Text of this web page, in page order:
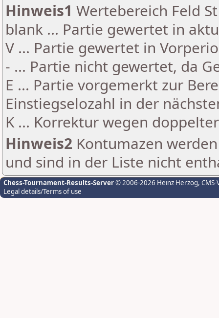
Hinweis1 Wertebereich Feld
blank ... Partie gewertet in
V ... Partie gewertet in
- ... Partie nicht gewertet, da
E ... Partie vorgemerkt zur
Einstiegselozahl in der
K ... Korrektur wegen
Hinweis2 Kontumazen
und sind in der Liste nicht
Chess-Tournament-Results-Server© 2006-2026 Heinz Herzog,
Legal details/Terms of use